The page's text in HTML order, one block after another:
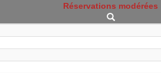
Réservations modérées